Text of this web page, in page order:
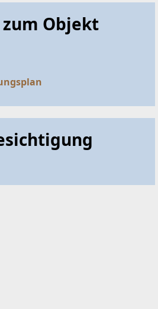
Objekt